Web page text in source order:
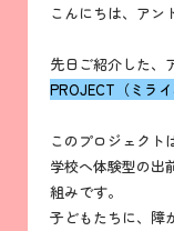
こんにちは、アン
先日ご紹介した、
PROJECT（ミラ
このプロジェクト
学校へ体験型の出
組みです。
子どもたちに、障